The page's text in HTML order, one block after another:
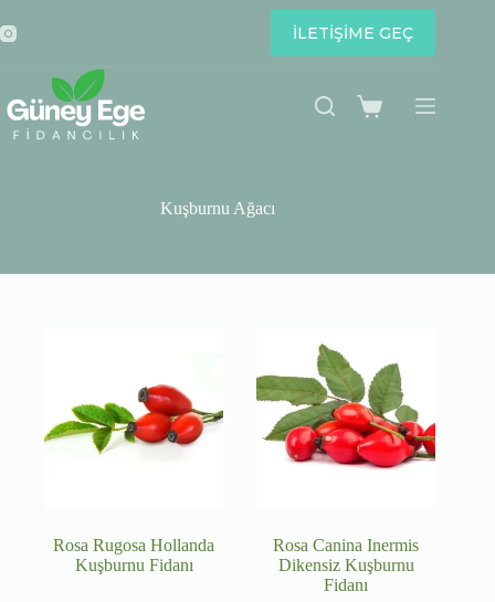
to
content
İLETİŞİME GEÇ
Shopping
Kuşburnu Ağacı
Rosa Rugosa Hollanda
Kuşburnu Fidanı
Rosa Canina Inermis
Dikensiz Kuşburnu
Fidanı